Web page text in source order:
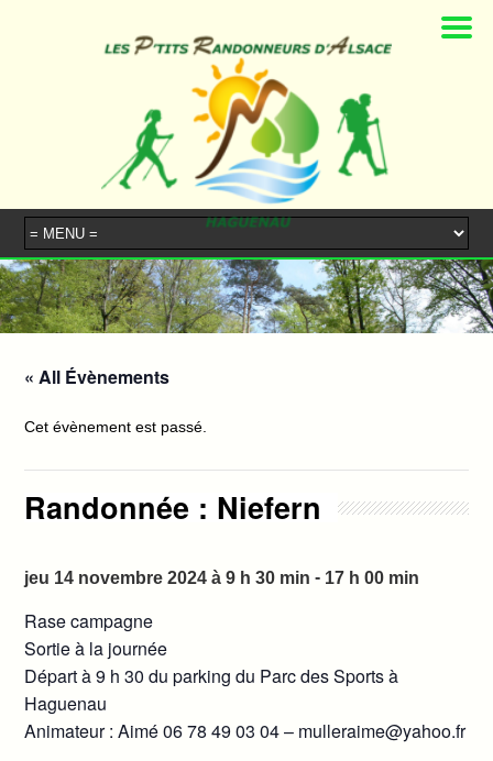
« All Évènements
Cet évènement est passé.
Randonnée : Niefern
jeu 14 novembre 2024 à 9 h 30 min - 17 h 00 min
Rase campagne
Sortie à la journée
Départ à 9 h 30 du parking du Parc des Sports à
Haguenau
Animateur : Aimé 06 78 49 03 04 – mulleraime@yahoo.fr